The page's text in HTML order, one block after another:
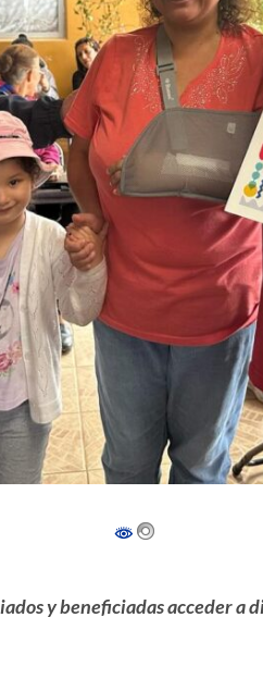
y beneficiadas acceder a